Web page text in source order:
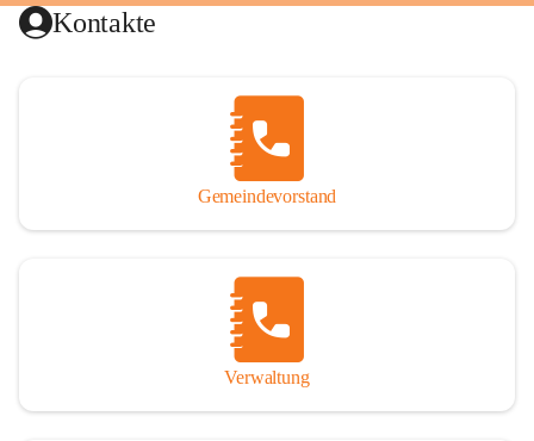
Kontakte
Gemeindevorstand
Verwaltung